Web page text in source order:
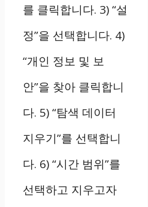
를 클릭합니다. 3) “설
정”을 선택합니다. 4)
“개인 정보 및 보
안”을 찾아 클릭합니
다. 5) “탐색 데이터
지우기”를 선택합니
다. 6) “시간 범위”를
선택하고 지우고자